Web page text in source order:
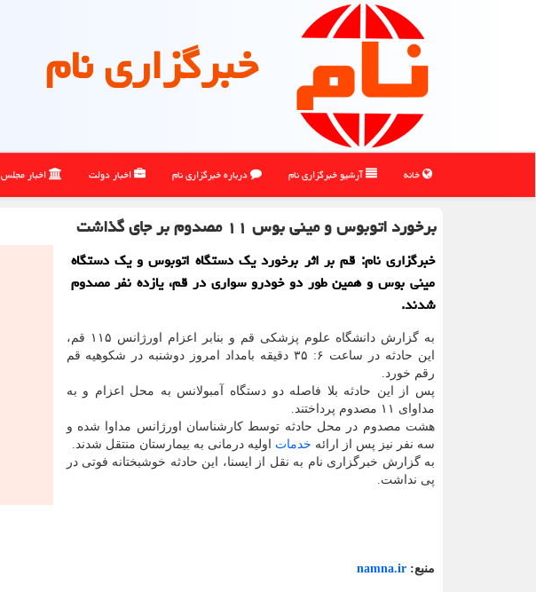
خبرگزاری نام
خانه آرشیو خبرگزاری نام درباره خبرگزاری نام اخبار دولت اخبار مجلس
برخورد اتوبوس و مینی بوس ۱۱ مصدوم بر جای گذاشت
خبرگزاری نام: قم بر اثر برخورد یک دستگاه اتوبوس و یک دستگاه
مینی بوس و همین طور دو خودرو سواری در قم، یازده نفر مصدوم
شدند.
به گزارش دانشگاه علوم پزشکی قم و بنابر اعزام اورژانس ۱۱۵ قم،
این حادثه در ساعت ۶: ۳۵ دقیقه بامداد امروز دوشنبه در شکوهیه قم
رقم خورد.
پس از این حادثه بلا فاصله دو دستگاه آمبولانس به محل اعزام و به
مداوای ۱۱ مصدوم پرداختند.
هشت مصدوم در محل حادثه توسط کارشناسان اورژانس مداوا شده و
سه نفر نیز پس از ارائه خدمات اولیه درمانی به بیمارستان منتقل شدند.
به گزارش خبرگزاری نام به نقل از ایسنا، این حادثه خوشبختانه فوتی در
پی نداشت.
منبع: namna.ir